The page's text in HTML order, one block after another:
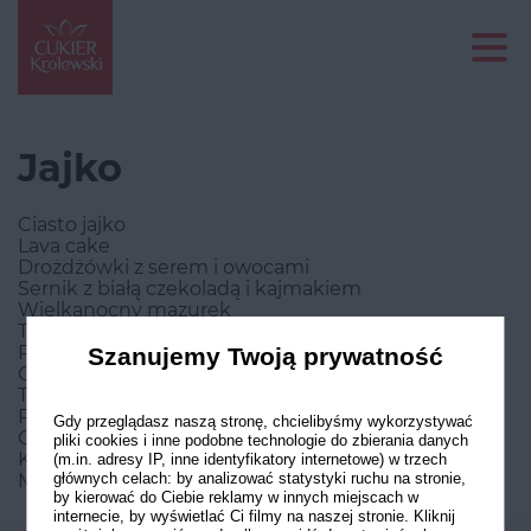
Jajko
Ciasto jajko
Lava cake
Drożdżówki z serem i owocami
Sernik z białą czekoladą i kajmakiem
Wielkanocny mazurek
Torcik marchewkowy z bakaliami i kremem z serka
Philadelphia
Ciasto leśny mech na Wielkanoc
Tradycyjna karpatka
Pączki z lukrem i migdałami
Ciasteczka amoniaczki
Kruche rogaliki z konfiturą z żurawiny
Makowiec w kształcie gwiazdy
Szanujemy Twoją prywatność
Gdy przeglądasz naszą stronę, chcielibyśmy wykorzystywać
pliki cookies i inne podobne technologie do zbierania danych
(m.in. adresy IP, inne identyfikatory internetowe) w trzech
głównych celach: by analizować statystyki ruchu na stronie,
by kierować do Ciebie reklamy w innych miejscach w
internecie, by wyświetlać Ci filmy na naszej stronie. Kliknij